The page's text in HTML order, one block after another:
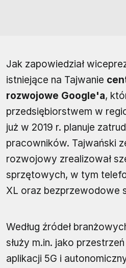
Jak zapowiedział
istniejące na Tajwanie
rozwojowe Google'a,
przedsiębiorstwem w
już w 2019 r. planuje
pracowników. Tajwański
rozwojowy zrealizował
sprzętowych, w tym
XL oraz bezprzewodowe
Według źródeł
służy m.in. jako
aplikacji 5G i